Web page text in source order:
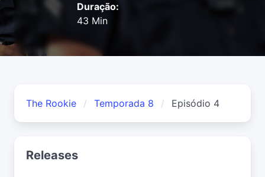
Duração:
43 Min
The Rookie Temporada 8 Episódio 4
Releases